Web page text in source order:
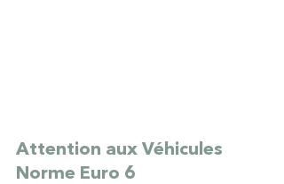
Attention aux Véhicules
Norme Euro 6